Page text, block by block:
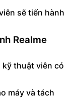
sẽ tiến hành
Realme
thuật viên có
máy và tách